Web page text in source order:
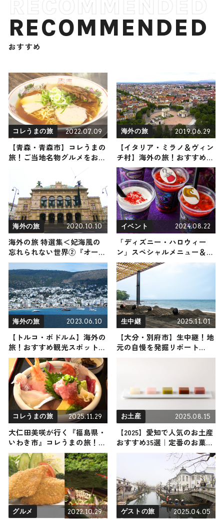
RECOMMENDED
おすすめ
コレうまの旅 2022.07.09
【青森・青森市】コレうまの
旅！ご当地名物グルメをお届
海外の旅 2019.06.29
【イタリア・ミラノ＆ヴィン
チ村】海外の旅！おすすめ観
光スポットやグルメをリポー
ト
海外の旅 2020.10.10
海外の旅 特選集＜妃海風の
忘れられない世界②『オース
トリア＆台湾編』＞
イベント 2024.08.22
「ディズニー・ハロウィー
ン」スペシャルメニュー＆グ
ッズ公開 初登場のドリンク
など登場
海外の旅 2023.06.10
【トルコ・ボドルム】海外の
旅！おすすめ観光スポットや
グルメをリポート
生中継 2025.11.01
【大分・別府市】生中継！地
元の自慢を発掘リポート
2025年11月1日放送
コレうまの旅 2025.11.29
大仁田美咲が行く『福島県・
いわき市』コレうまの旅！地
元の人おすすめのご当地名物
グルメ5選 2025年11月29日放
送
お土産 2025.08.15
【2025】愛知で人気のお土産
おすすめ35選｜定番のお菓子
からおしゃれなお土産・ばら
まき用まで幅広く紹介
グルメ 2022.10.29 ゲストの旅 2025.04.05